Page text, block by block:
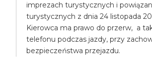
imprezach turystycznych i
turystycznych z dnia 24 listopada
Kierowca ma prawo do przerw, a
telefonu podczas jazdy, przy
bezpieczeństwa przejazdu.